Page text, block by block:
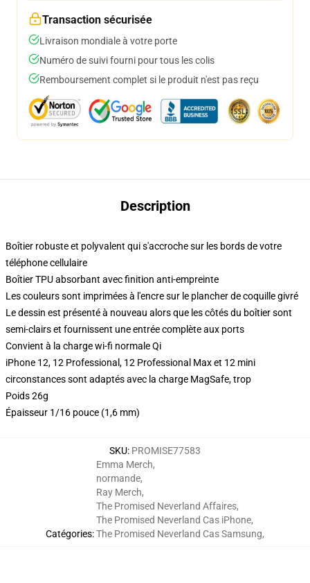
Transaction sécurisée
Livraison mondiale à votre porte
Numéro de suivi fourni pour tous les colis
Remboursement complet si le produit n'est pas reçu
Description
Boîtier robuste et polyvalent qui s'accroche sur les bords de votre
téléphone cellulaire
Boîtier TPU absorbant avec finition anti-empreinte
Les couleurs sont imprimées à l'encre sur le plancher de coquille givré
Le dessin est présenté à nouveau alors que les côtés du boîtier sont
semi-clairs et fournissent une entrée complète aux ports
Convient à la charge wi-fi normale Qi
iPhone 12, 12 Professional, 12 Professional Max et 12 mini
circonstances sont adaptés avec la charge MagSafe, trop
Poids 26g
Épaisseur 1/16 pouce (1,6 mm)
SKU: PROMISE77583
Catégories:
Emma Merch,
normande,
Ray Merch,
The Promised Neverland Affaires,
The Promised Neverland Cas iPhone,
The Promised Neverland Cas Samsung,